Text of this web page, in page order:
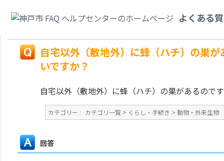
よくある
したらいいですか？
自宅以外（敷地外）に蜂（ハチ）の巣
いですか？
自宅以外（敷地外）に蜂（ハチ）の巣があるので
カテゴリー : カテゴリ一覧 > くらし・手続き > 動物・外来生物
回答